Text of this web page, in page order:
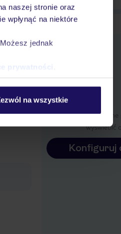
naszej stronie oraz
wpłynąć na niektóre
jednak
prywatności
na wszystkie
Określ
wyświetlić